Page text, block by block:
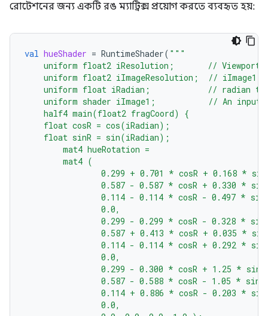
রোটেশনের জন্য একটি রঙ ম্যাট্রিক্স প্রয়োগ করতে ব্যবহৃত হয়:
val hueShader = RuntimeShader( """
uniform float2 iResolution;       // Viewport
uniform float2 iImageResolution;  // iImage1
uniform float iRadian;            // radian
uniform shader iImage1;           // An input
    half4 main(float2 fragCoord) {
    float cosR = cos(iRadian);
    float sinR = sin(iRadian);
        mat4 hueRotation =
        mat4 (
0.299 + 0.701 * cosR + 0.168 *
0.587 - 0.587 * cosR + 0.330 *
0.114 - 0.114 * cosR - 0.497 *
0.0,
0.299 - 0.299 * cosR - 0.328 *
0.587 + 0.413 * cosR + 0.035 *
0.114 - 0.114 * cosR + 0.292 *
0.0,
0.299 - 0.300 * cosR + 1.25 *
0.587 - 0.588 * cosR - 1.05 *
0.114 + 0.886 * cosR - 0.203 *
0.0,